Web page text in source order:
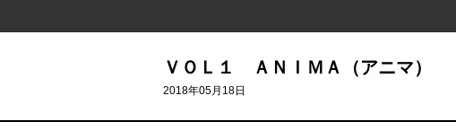
ＶＯＬ１ ＡＮＩＭＡ（アニマ）
2018年05月18日